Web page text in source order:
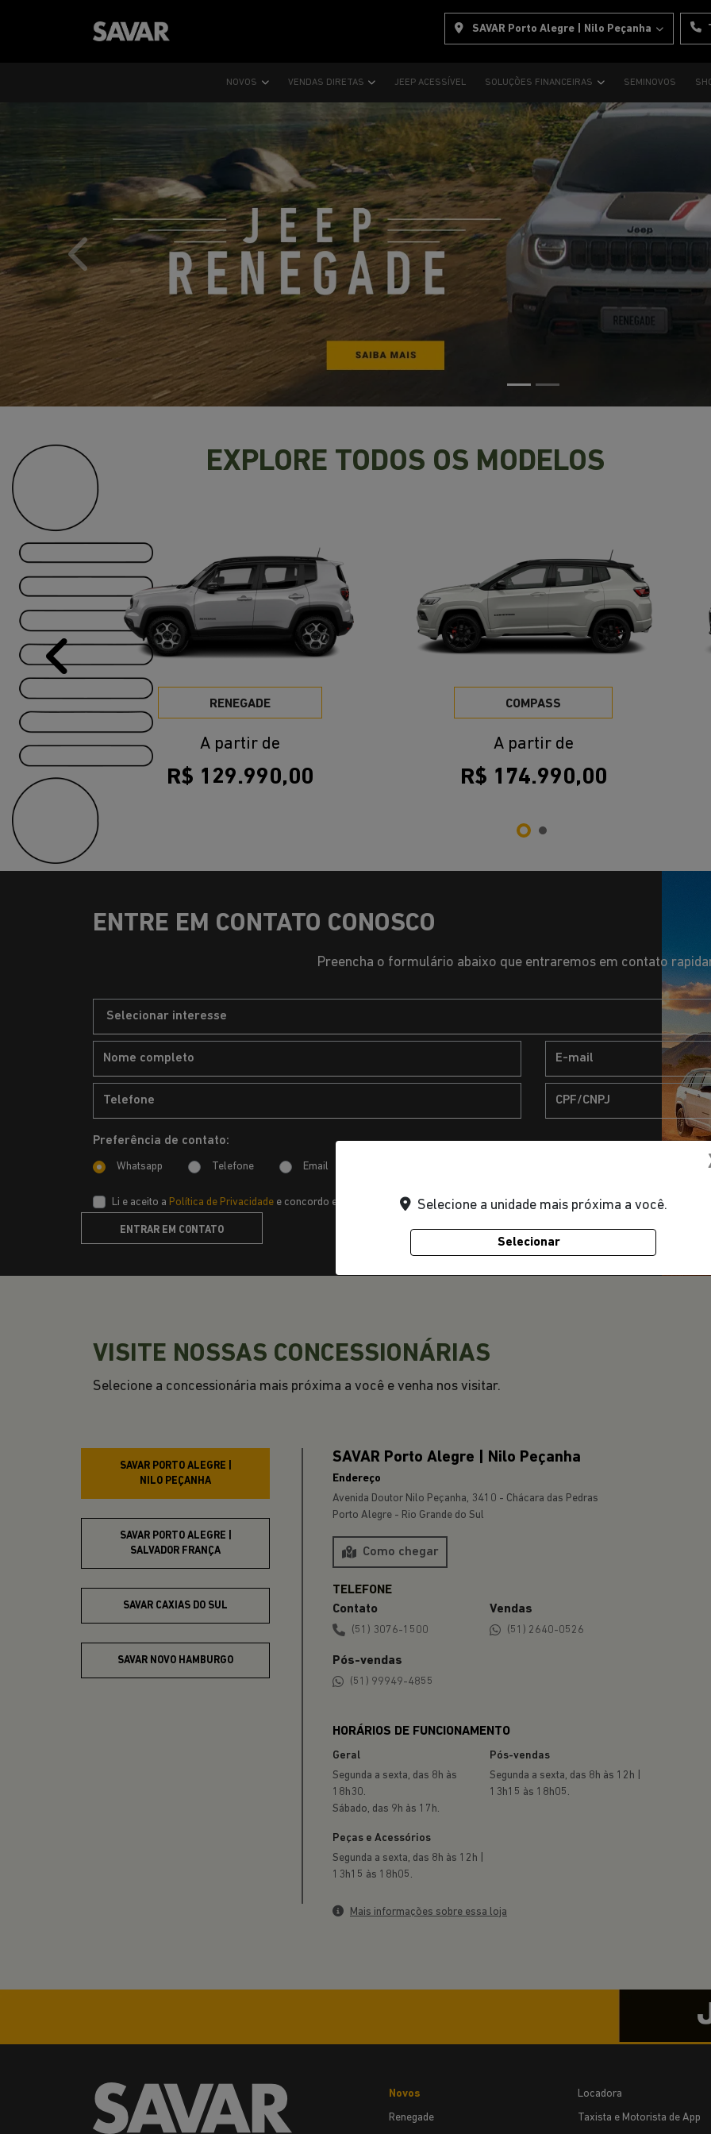
SAVAR Porto Alegre | Nilo Peçanha
NOVOS VENDAS DIRETAS JEEP ACESSÍVEL SOLUÇÕES FINANCEIRAS SEMINOVOS
templates.template-01.components.carousel.texts.control_prev
EXPLORE TODOS OS MODELOS
RENEGADE
A partir de
R$ 129.990,00
COMPASS
Anterior
ENTRE EM CONTATO CONOSCO
Preencha o formulário abaixo que entraremos em contato
Preferência de contato:
Li e aceito a Política de Privacidadee concordo em receber comunicações da concessionária.
Selecione a unidade mais próxima a você.
Selecionar